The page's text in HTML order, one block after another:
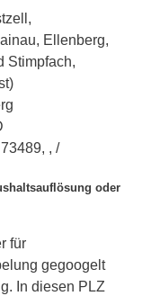
Ellenberg,
Stimpfach,
, /
oder
für
gegoogelt
In diesen PLZ